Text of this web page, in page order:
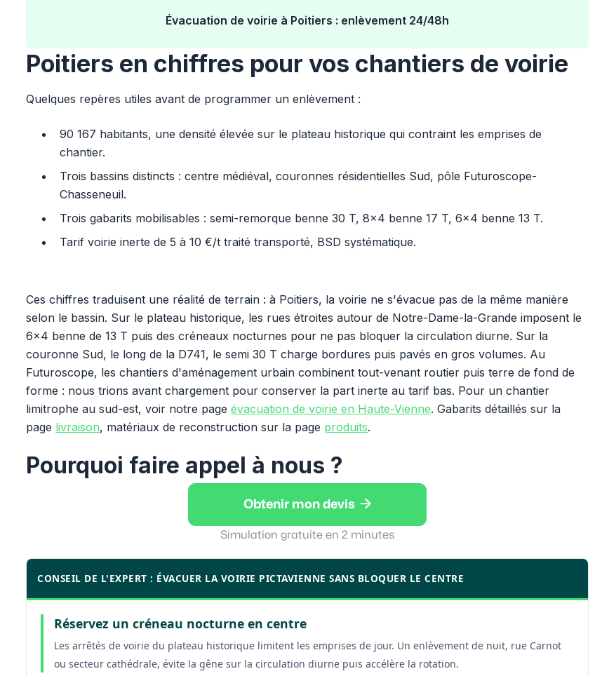
Évacuation de voirie à Poitiers : enlèvement 24/48h
Poitiers en chiffres pour vos chantiers de voirie
Quelques repères utiles avant de programmer un enlèvement :
90 167 habitants, une densité élevée sur le plateau historique qui contraint les emprises de
chantier.
Trois bassins distincts : centre médiéval, couronnes résidentielles Sud, pôle Futuroscope-
Chasseneuil.
Trois gabarits mobilisables : semi-remorque benne 30 T, 8x4 benne 17 T, 6x4 benne 13 T.
Tarif voirie inerte de 5 à 10 €/t traité transporté, BSD systématique.
Ces chiffres traduisent une réalité de terrain : à Poitiers, la voirie ne s'évacue pas de la même manière
selon le bassin. Sur le plateau historique, les rues étroites autour de Notre-Dame-la-Grande imposent le
6x4 benne de 13 T puis des créneaux nocturnes pour ne pas bloquer la circulation diurne. Sur la
couronne Sud, le long de la D741, le semi 30 T charge bordures puis pavés en gros volumes. Au
Futuroscope, les chantiers d'aménagement urbain combinent tout-venant routier puis terre de fond de
forme : nous trions avant chargement pour conserver la part inerte au tarif bas. Pour un chantier
limitrophe au sud-est, voir notre pageévacuation de voirie en Haute-Vienne. Gabarits détaillés sur la
page livraison, matériaux de reconstruction sur la page produits.
Pourquoi faire appel à nous ?
Obtenir mon devis 
Simulation gratuite en 2 minutes
CONSEIL DE L'EXPERT : ÉVACUER LA VOIRIE PICTAVIENNE SANS BLOQUER LE CENTRE
Réservez un créneau nocturne en centre
Les arrêtés de voirie du plateau historique limitent les emprises de jour. Un enlèvement de nuit, rue Carnot
ou secteur cathédrale, évite la gêne sur la circulation diurne puis accélère la rotation.